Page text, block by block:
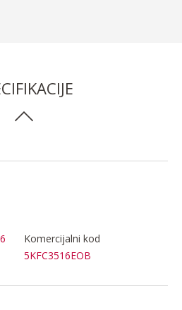
Komercijalni kod
5KFC3516EOB